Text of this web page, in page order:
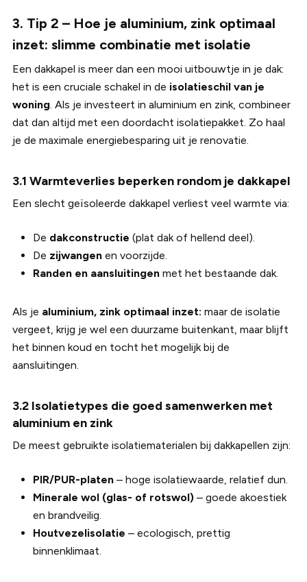
3. Tip 2 – Hoe je aluminium, zink optimaal
inzet: slimme combinatie met isolatie
Een dakkapel is meer dan een mooi uitbouwtje in je dak:
het is een cruciale schakel in de isolatieschil van je
woning. Als je investeert in aluminium en zink, combineer
dat dan altijd met een doordacht isolatiepakket. Zo haal
je de maximale energiebesparing uit je renovatie.
3.1 Warmteverlies beperken rondom je dakkapel
Een slecht geïsoleerde dakkapel verliest veel warmte via:
De dakconstructie (plat dak of hellend deel).
De zijwangenen voorzijde.
Randen en aansluitingenmet het bestaande dak.
Als je aluminium, zink optimaal inzet: maar de isolatie
vergeet, krijg je wel een duurzame buitenkant, maar blijft
het binnen koud en tocht het mogelijk bij de
aansluitingen.
3.2 Isolatietypes die goed samenwerken met
aluminium en zink
De meest gebruikte isolatiematerialen bij dakkapellen zijn:
PIR/PUR-platen– hoge isolatiewaarde, relatief dun.
Minerale wol (glas- of rotswol)– goede akoestiek
en brandveilig.
Houtvezelisolatie – ecologisch, prettig
binnenklimaat.